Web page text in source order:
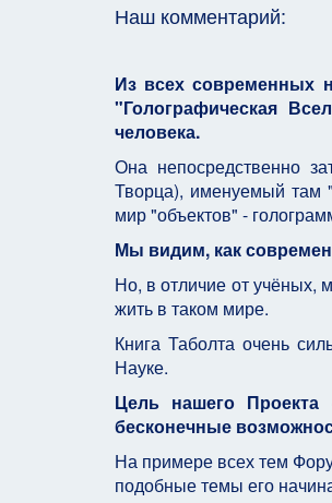
Наш комментарий:
Из всех современных
"Голографическая
человека.
Она непосредственно
Творца), именуемый там
мир "объектов" -
Мы видим, как
Но, в отличие от учёных,
жить в таком мире.
Книга Таболта очень
Науке.
Цель нашего Проекта
бесконечные
На примере всех тем
подобные темы его